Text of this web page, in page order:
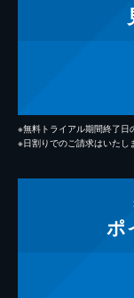
※無料トライアル期間終了日
※日割りでのご請求はいたし
ポ